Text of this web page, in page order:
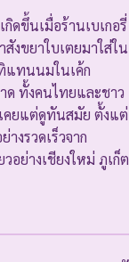
ดขึ้นเมื่อร้านเบเกอรี่
งขยาใบเตยมาใส่ใน
แทนนมในเค้ก
ด ทั้งคนไทยและชาว
คยแต่ดูทันสมัย ตั้งแต่
งรวดเร็วจาก
อย่างเชียงใหม่ ภูเก็ต